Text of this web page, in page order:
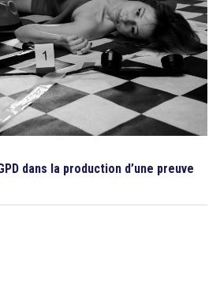
dans la production d’une preuve